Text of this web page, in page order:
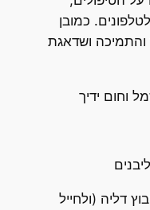
כמובן
והתמיכה ושדאגת
דליה (ולחייל